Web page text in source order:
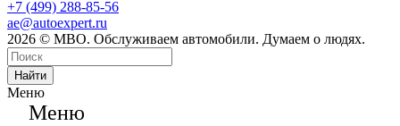
+7 (499) 288-85-56
ae@autoexpert.ru
2026 © МВО. Обслуживаем автомобили. Думаем о людях.
Найти
Меню
Меню